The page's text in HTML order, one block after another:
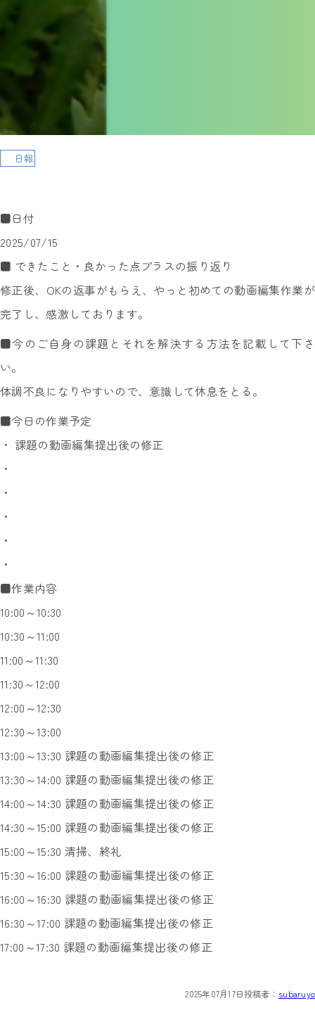
日報
■日付
2025/07/15
■ できたこと・良かった点プラスの振り返り
修正後、OKの返事がもらえ、やっと初めての動画編集作業が
完了し、感激しております。
■今のご自身の課題とそれを解決する方法を記載して下さ
い。
体調不良になりやすいので、意識して休息をとる。
■今日の作業予定
・ 課題の動画編集提出後の修正
・
・
・
・
・
■作業内容
10:00～10:30
10:30～11:00
11:00～11:30
11:30～12:00
12:00～12:30
12:30～13:00
13:00～13:30 課題の動画編集提出後の修正
13:30～14:00 課題の動画編集提出後の修正
14:00～14:30 課題の動画編集提出後の修正
14:30～15:00 課題の動画編集提出後の修正
15:00～15:30 清掃、終礼
15:30～16:00 課題の動画編集提出後の修正
16:00～16:30 課題の動画編集提出後の修正
16:30～17:00 課題の動画編集提出後の修正
17:00～17:30 課題の動画編集提出後の修正
2025年07月17日投稿者： subaruyo